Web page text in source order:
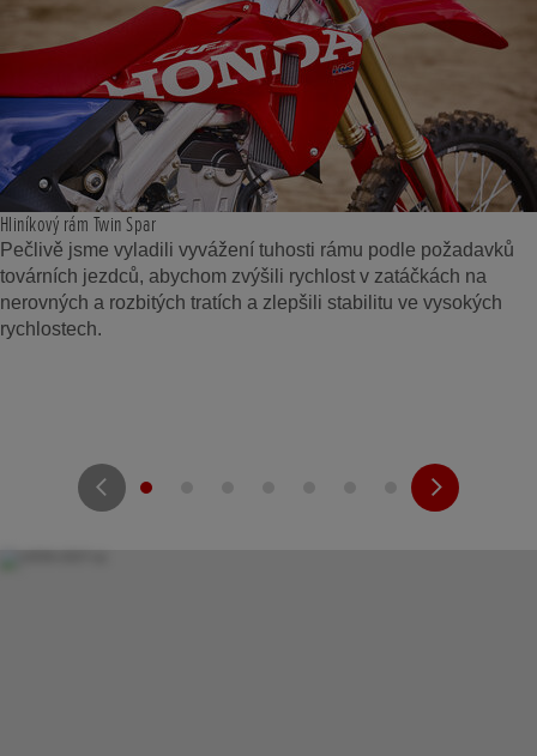
Hliníkový rám Twin Spar
Pečlivě jsme vyladili vyvážení tuhosti rámu podle požadavků
továrních jezdců, abychom zvýšili rychlost v zatáčkách na
nerovných a rozbitých tratích a zlepšili stabilitu ve vysokých
rychlostech.